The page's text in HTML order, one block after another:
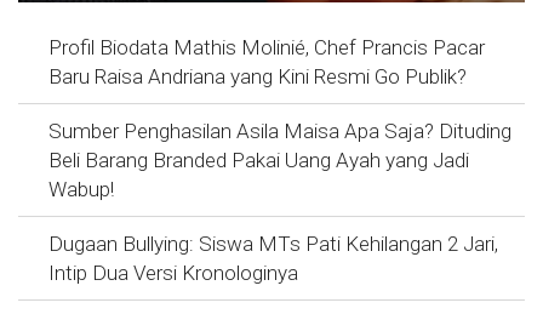
Profil Biodata Mathis Molinié, Chef Prancis Pacar
Baru Raisa Andriana yang Kini Resmi Go Publik?
Sumber Penghasilan Asila Maisa Apa Saja? Dituding
Beli Barang Branded Pakai Uang Ayah yang Jadi
Wabup!
Dugaan Bullying: Siswa MTs Pati Kehilangan 2 Jari,
Intip Dua Versi Kronologinya